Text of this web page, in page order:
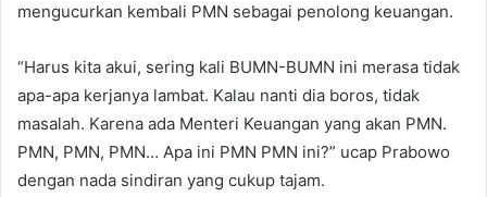
mengucurkan kembali PMN sebagai penolong keuangan.
“Harus kita akui, sering kali BUMN-BUMN ini merasa tidak
apa-apa kerjanya lambat. Kalau nanti dia boros, tidak
masalah. Karena ada Menteri Keuangan yang akan PMN.
PMN, PMN, PMN… Apa ini PMN PMN ini?” ucap Prabowo
dengan nada sindiran yang cukup tajam.